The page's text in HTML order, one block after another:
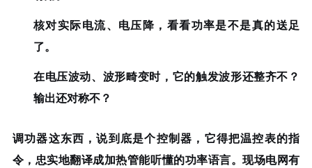
核对实际电流、电压降，看看功率是不是真的送足
了。
在电压波动、波形畸变时，它的触发波形还整齐不？
输出还对称不？
调功器这东西，说到底是个控制器，它得把温控表的指
令，忠实地翻译成加热管能听懂的功率语言。现场电网有